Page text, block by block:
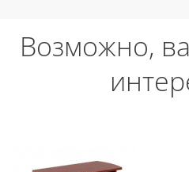
Возможно,